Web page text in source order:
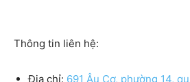
Thông tin liên hệ:
Địa chỉ: 691 Âu Cơ, phường 14,